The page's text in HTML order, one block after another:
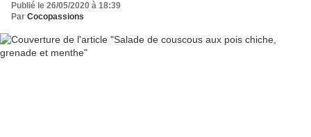
Publié le 26/05/2020 à 18:39
Par Cocopassions